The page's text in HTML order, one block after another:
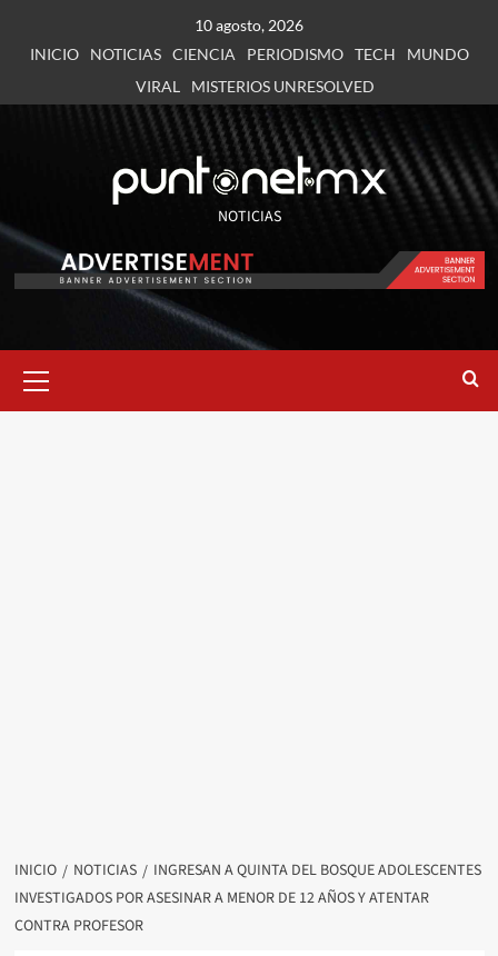
10 agosto, 2026
INICIO
NOTICIAS CIENCIA PERIODISMO TECH
MUNDO
VIRAL
MISTERIOS UNRESOLVED
NOTICIAS
INICIO NOTICIAS
INGRESAN A QUINTA DEL BOSQUE ADOLESCENTES
INVESTIGADOS POR ASESINAR A MENOR DE 12 AÑOS Y ATENTAR
CONTRA PROFESOR